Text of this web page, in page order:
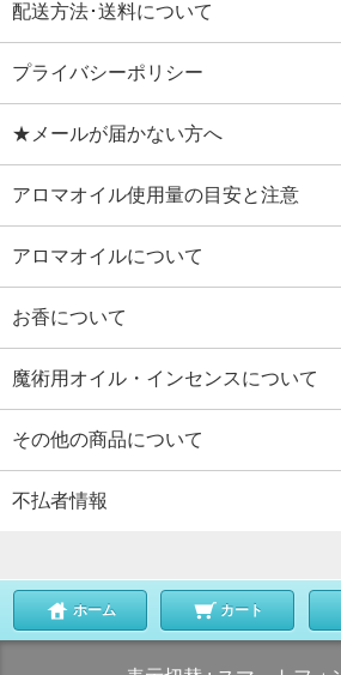
配送方法･送料について
プライバシーポリシー
★メールが届かない方へ
アロマオイル使用量の目安と注意
アロマオイルについて
お香について
魔術用オイル・インセンスについて
その他の商品について
不払者情報
ホーム カート